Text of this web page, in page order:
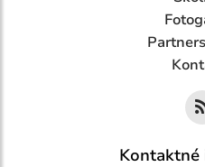
Kontaktné